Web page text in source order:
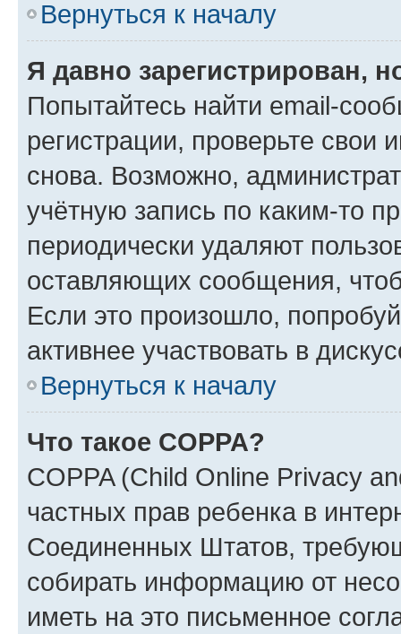
Вернуться к началу
Я давно зарегистрирован,
Попытайтесь найти email-
регистрации, проверьте свои
снова. Возможно,
учётную запись по каким-то
периодически удаляют
оставляющих сообщения,
Если это произошло,
активнее участвовать в
Вернуться к началу
Что такое COPPA?
COPPA (Child Online Privacy
частных прав ребенка в
Соединенных Штатов,
собирать информацию от
иметь на это письменное